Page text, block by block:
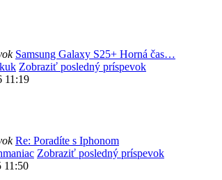
Samsung Galaxy S25+ Horná čas…
Zobraziť posledný príspevok
11:19
Re: Poradíte s Iphonom
Zobraziť posledný príspevok
11:50